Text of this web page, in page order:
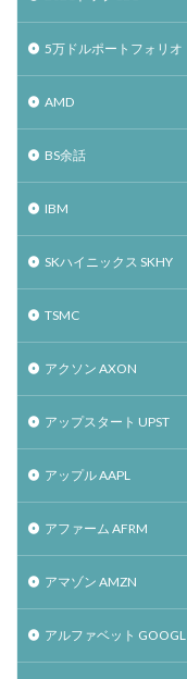
5万ドルポートフォリオ
AMD
BS余話
IBM
SKハイニックス SKHY
TSMC
アクソン AXON
アップスタート UPST
アップル AAPL
アファーム AFRM
アマゾン AMZN
アルファベット GOOGL